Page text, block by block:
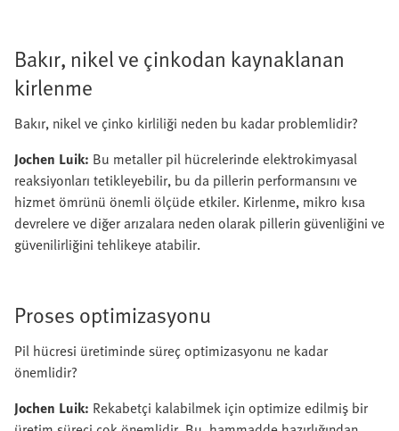
Bakır, nikel ve çinkodan kaynaklanan
kirlenme
Bakır, nikel ve çinko kirliliği neden bu kadar problemlidir?
Jochen Luik: Bu metaller pil hücrelerinde elektrokimyasal
reaksiyonları tetikleyebilir, bu da pillerin performansını ve
hizmet ömrünü önemli ölçüde etkiler. Kirlenme, mikro kısa
devrelere ve diğer arızalara neden olarak pillerin güvenliğini ve
güvenilirliğini tehlikeye atabilir.
Proses optimizasyonu
Pil hücresi üretiminde süreç optimizasyonu ne kadar
önemlidir?
Jochen Luik: Rekabetçi kalabilmek için optimize edilmiş bir